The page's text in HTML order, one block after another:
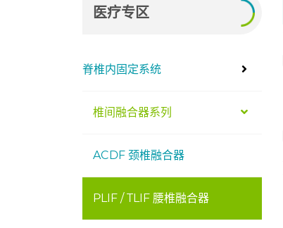
医疗专区
脊椎内固定系统
椎间融合器系列
ACDF 颈椎融合器
PLIF / TLIF 腰椎融合器